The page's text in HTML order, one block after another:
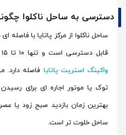
دسترسی به ساحل ناکلوا
قابل دسترسی است و تنها ۱۰ تا ۱۵ دقیقه با
واکینگ استریت پاتایا فاصله دارد.
توک یا موتور اجاره ای برای
بهترین زمان بازدید صبح زود یا
ساحل خلوت تر است.